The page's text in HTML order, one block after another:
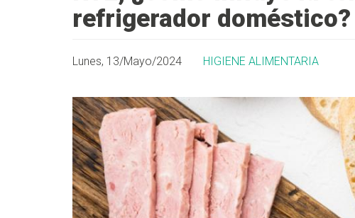
refrigerador doméstico?
Lunes, 13/Mayo/2024 HIGIENE ALIMENTARIA